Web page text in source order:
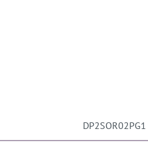
DP2SOR02PG1